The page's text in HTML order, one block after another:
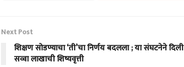
Next Post
शिक्षण सोडण्याचा ‘ती’चा निर्णय बदलला ; या संघटनेने दिली
सव्वा लाखाची शिष्यवृत्ती